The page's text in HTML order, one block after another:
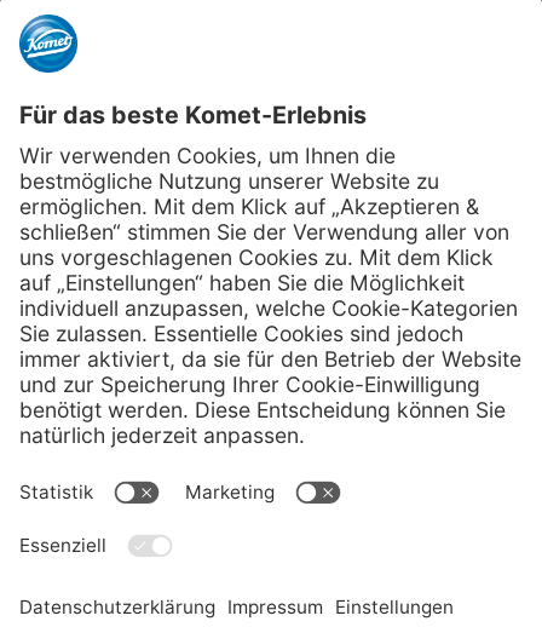
kometdental.de
Shop
Kontakt
Impressum
Datenschutz
Cookie Einstellungen